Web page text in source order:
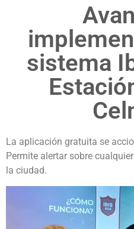
sistema
La aplicación gratuita se
Permite alertar sobre
la ciudad.